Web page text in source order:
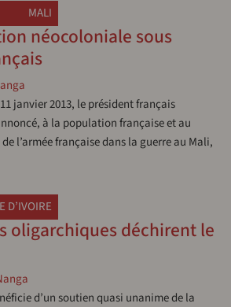
MALI
néocoloniale sous
janvier 2013, le président français
à la population française et au
l’armée française dans la guerre au Mali,
D’IVOIRE
oligarchiques déchirent le
d’un soutien quasi unanime de la